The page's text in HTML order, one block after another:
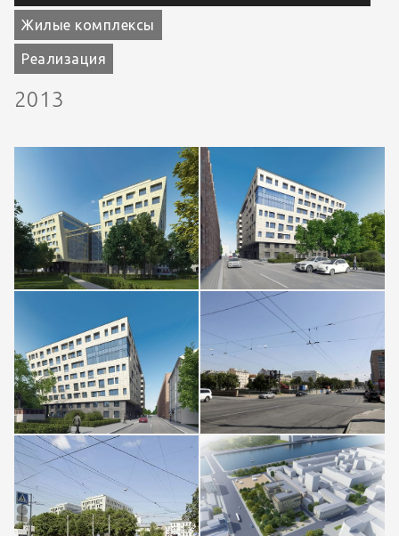
Жилые комплексы
Реализация
2013